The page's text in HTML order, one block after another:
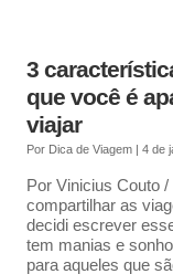
3
que você é
viajar
Por Dica de Viagem| 4 de
Por Vinicius Couto
compartilhar as
decidi escrever
tem manias e
para aqueles que